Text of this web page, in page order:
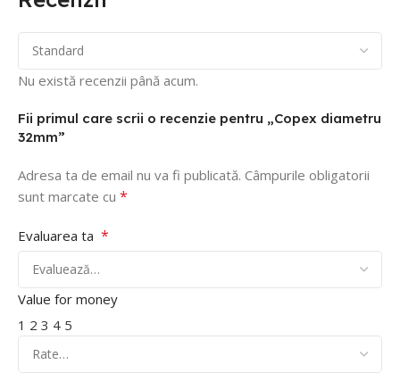
Nu există recenzii până acum.
Fii primul care scrii o recenzie pentru „Copex diametru
32mm”
Adresa ta de email nu va fi publicată. Câmpurile obligatorii
sunt marcate cu *
Evaluarea ta *
Value for money
1 2 3 4 5